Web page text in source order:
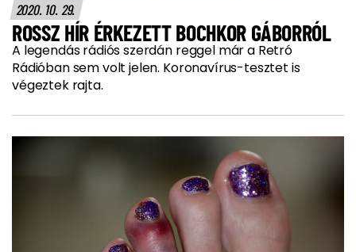
2020. 10. 29.
ROSSZ HÍR ÉRKEZETT BOCHKOR GÁBORRÓL
A legendás rádiós szerdán reggel már a Retró
Rádióban sem volt jelen. Koronavírus-tesztet is
végeztek rajta.